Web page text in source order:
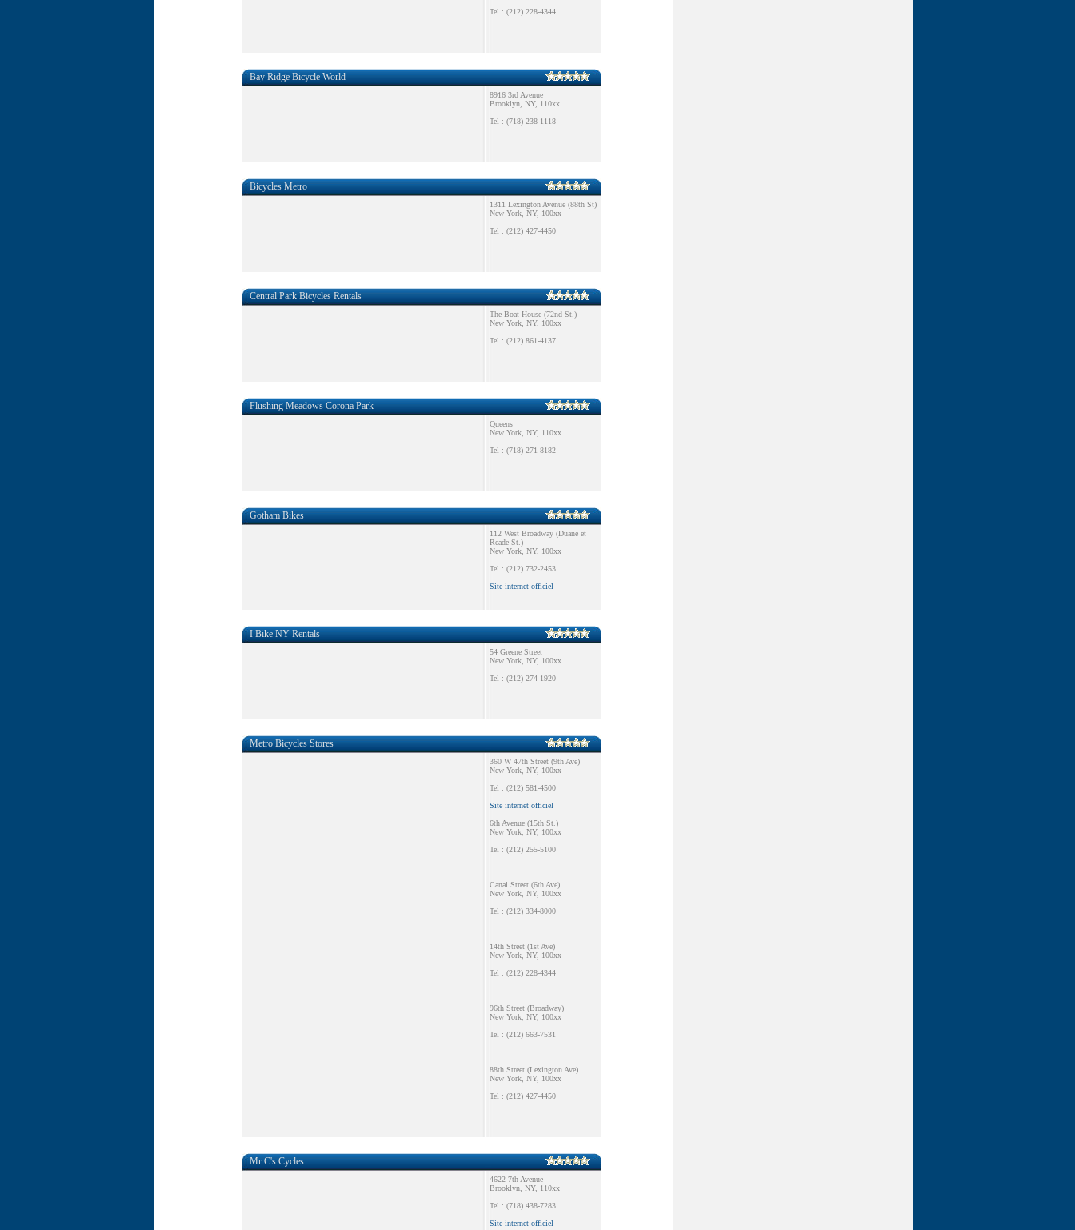
Tel : (212) 228-4344
Bay Ridge Bicycle World
8916 3rd Avenue
Brooklyn, NY, 110xx
Tel : (718) 238-1118
Bicycles Metro
1311 Lexington Avenue (88th St)
New York, NY, 100xx
Tel : (212) 427-4450
Central Park Bicycles Rentals
The Boat House (72nd St.)
New York, NY, 100xx
Tel : (212) 861-4137
Flushing Meadows Corona Park
Queens
New York, NY, 110xx
Tel : (718) 271-8182
Gotham Bikes
112 West Broadway (Duane et
Reade St.)
New York, NY, 100xx
Tel : (212) 732-2453
Site internet officiel
I Bike NY Rentals
54 Greene Street
New York, NY, 100xx
Tel : (212) 274-1920
Metro Bicycles Stores
360 W 47th Street (9th Ave)
New York, NY, 100xx
Tel : (212) 581-4500
Site internet officiel
6th Avenue (15th St.)
New York, NY, 100xx
Tel : (212) 255-5100
Canal Street (6th Ave)
New York, NY, 100xx
Tel : (212) 334-8000
14th Street (1st Ave)
New York, NY, 100xx
Tel : (212) 228-4344
96th Street (Broadway)
New York, NY, 100xx
Tel : (212) 663-7531
88th Street (Lexington Ave)
New York, NY, 100xx
Tel : (212) 427-4450
Mr C's Cycles
4622 7th Avenue
Brooklyn, NY, 110xx
Tel : (718) 438-7283
Site internet officiel